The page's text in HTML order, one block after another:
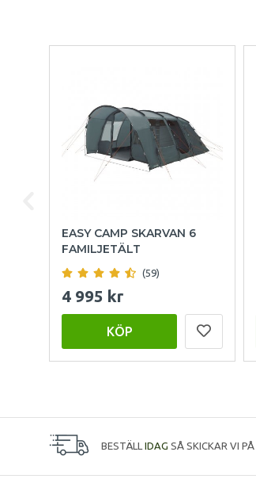
EASY CAMP SKARVAN 6
FAMILJETÄLT
(59)
4 995 kr
KÖP
BESTÄLL IDAG SÅ SKICKAR VI PÅ